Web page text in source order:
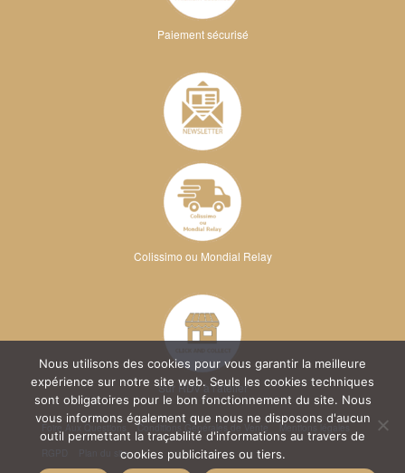
Paiement sécurisé
Colissimo ou Mondial Relay
Sur RDV à l'atelier
Conditions Générales de Vente
Mentions légales
Plan du site
Nous utilisons des cookies pour vous garantir la meilleure
expérience sur notre site web. Seuls les cookies techniques
sont obligatoires pour le bon fonctionnement du site. Nous
vous informons également que nous ne disposons d'aucun
outil permettant la traçabilité d'informations au travers de
cookies publicitaires ou tiers.